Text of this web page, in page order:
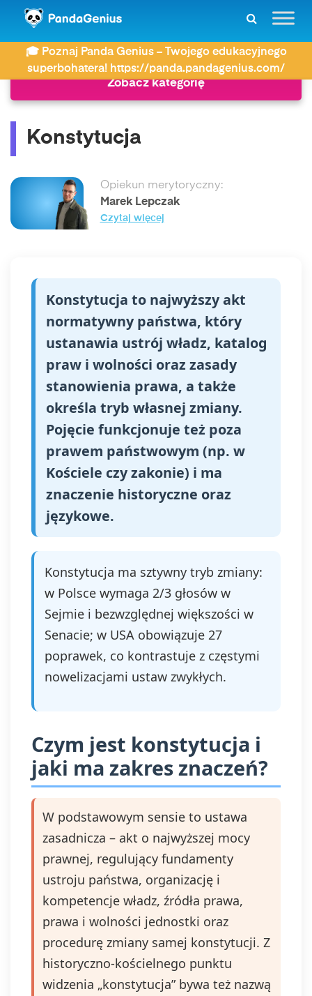
🎓 Poznaj Panda Genius – Twojego edukacyjnego
superbohatera! https://panda.pandagenius.com/
ZDAY Słownik Konstytucja
Zobacz kategorię
Konstytucja
Opiekun merytoryczny:
Marek Lepczak
Czytaj więcej
Konstytucja to najwyższy akt
normatywny państwa, który
ustanawia ustrój władz, katalog
praw i wolności oraz zasady
stanowienia prawa, a także
określa tryb własnej zmiany.
Pojęcie funkcjonuje też poza
prawem państwowym (np. w
Kościele czy zakonie) i ma
znaczenie historyczne oraz
językowe.
Konstytucja ma sztywny tryb zmiany:
w Polsce wymaga 2/3 głosów w
Sejmie i bezwzględnej większości w
Senacie; w USA obowiązuje 27
poprawek, co kontrastuje z częstymi
nowelizacjami ustaw zwykłych.
Czym jest konstytucja i
jaki ma zakres znaczeń?
W podstawowym sensie to ustawa
zasadnicza – akt o najwyższej mocy
prawnej, regulujący fundamenty
ustroju państwa, organizację i
kompetencje władz, źródła prawa,
prawa i wolności jednostki oraz
procedurę zmiany samej konstytucji. Z
historyczno-kościelnego punktu
widzenia „konstytucja” bywa też nazwą